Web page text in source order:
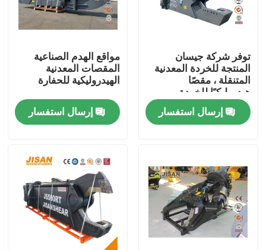
جولة في المعمل
رقابة جودة
اتصل بنا
Company News
حفارة الكسارة الصخور
توفر شركة جيسان
المنتجة للخردة المعدنية
المتنقلة ، مقصًا
هيدروليكيًا للخردة
المعدنية ، وحفارة هدم ،
وقص الفولاذإرسال استفسار
مواقع الهدم الصناعية
المقصات المعدنية
الهيدروليكية للحفارة
إرسال استفسار